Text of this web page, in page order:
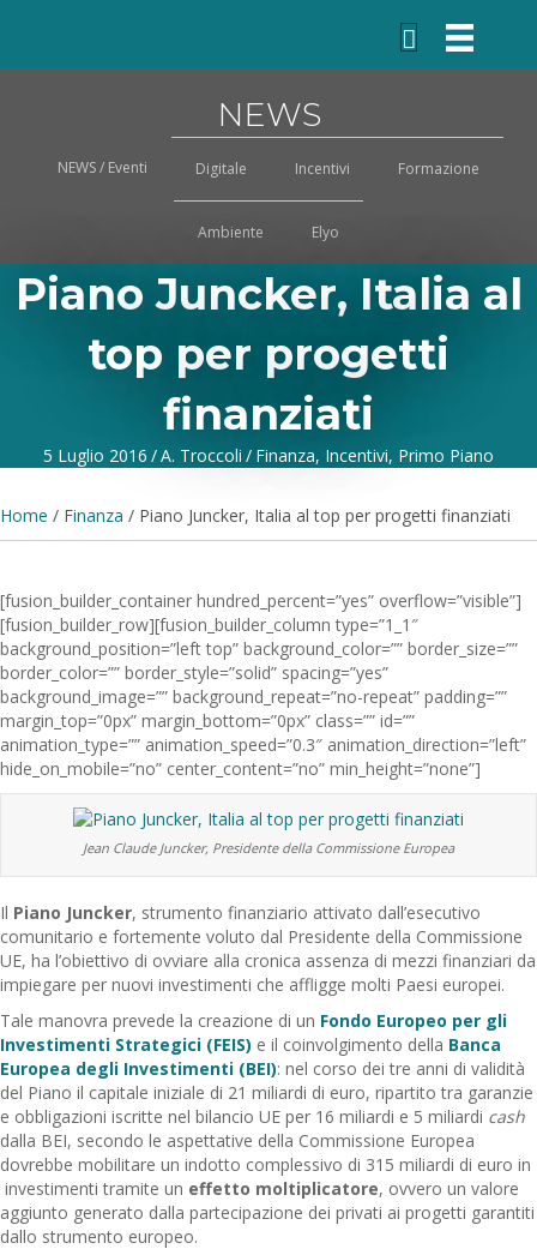
NEWS
NEWS / Eventi Digitale Incentivi Formazione
Ambiente Elyo
Piano Juncker, Italia al
top per progetti
finanziati
5 Luglio 2016 /A. Troccoli / Finanza, Incentivi, Primo Piano
Home / Finanza / Piano Juncker, Italia al top per progetti finanziati
[fusion_builder_container hundred_percent=”yes” overflow=”visible”]
[fusion_builder_row][fusion_builder_column type=”1_1″
background_position=”left top” background_color=”” border_size=””
border_color=”” border_style=”solid” spacing=”yes”
background_image=”” background_repeat=”no-repeat” padding=””
margin_top=”0px” margin_bottom=”0px” class=”” id=””
animation_type=”” animation_speed=”0.3″ animation_direction=”left”
hide_on_mobile=”no” center_content=”no” min_height=”none”]
Jean Claude Juncker, Presidente della Commissione Europea
Il Piano Juncker, strumento finanziario attivato dall’esecutivo
comunitario e fortemente voluto dal Presidente della Commissione
UE, ha l’obiettivo di ovviare alla cronica assenza di mezzi finanziari da
impiegare per nuovi investimenti che affligge molti Paesi europei.
Tale manovra prevede la creazione di un Fondo Europeo per gli
Investimenti Strategici (FEIS) e il coinvolgimento della Banca
Europea degli Investimenti (BEI): nel corso dei tre anni di validità
del Piano il capitale iniziale di 21 miliardi di euro, ripartito tra garanzie
e obbligazioni iscritte nel bilancio UE per 16 miliardi e 5 miliardi cash
dalla BEI, secondo le aspettative della Commissione Europea
dovrebbe mobilitare un indotto complessivo di 315 miliardi di euro in
investimenti tramite un effetto moltiplicatore, ovvero un valore
aggiunto generato dalla partecipazione dei privati ai progetti garantiti
dallo strumento europeo.